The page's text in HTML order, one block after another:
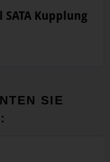
Kupplung
SIE